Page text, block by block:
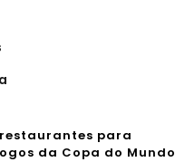
para
da Copa do Mundo